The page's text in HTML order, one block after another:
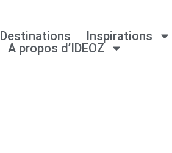
Destinations Inspirations
A propos d’IDEOZ